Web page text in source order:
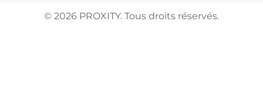
© 2026 PROXITY. Tous droits réservés.